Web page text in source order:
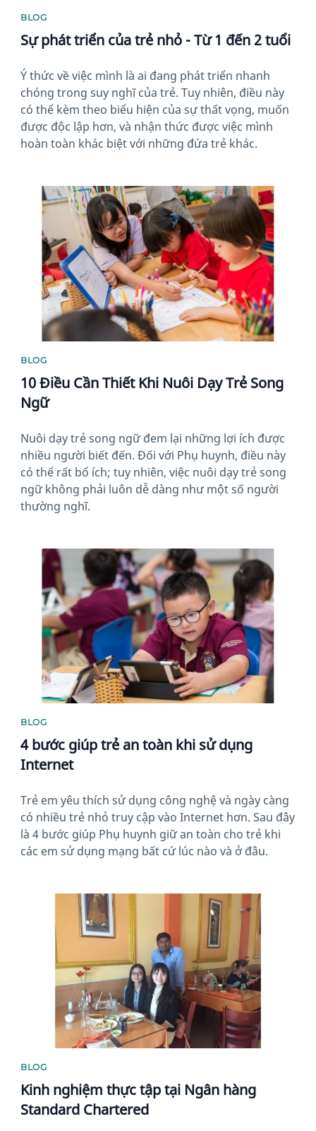
BLOG
Sự phát triển của trẻ nhỏ - Từ 1 đến 2 tuổi
Ý thức về việc mình là ai đang phát triển nhanh
chóng trong suy nghĩ của trẻ. Tuy nhiên, điều này
có thể kèm theo biểu hiện của sự thất vọng, muốn
được độc lập hơn, và nhận thức được việc mình
hoàn toàn khác biệt với những đứa trẻ khác.
News image
BLOG
10 Điều Cần Thiết Khi Nuôi Dạy Trẻ Song
Ngữ
Nuôi dạy trẻ song ngữ đem lại những lợi ích được
nhiều người biết đến. Đối với Phụ huynh, điều này
có thể rất bổ ích; tuy nhiên, việc nuôi dạy trẻ song
ngữ không phải luôn dễ dàng như một số người
thường nghĩ.
News image
BLOG
4 bước giúp trẻ an toàn khi sử dụng
Internet
Trẻ em yêu thích sử dụng công nghệ và ngày càng
có nhiều trẻ nhỏ truy cập vào Internet hơn. Sau đây
là 4 bước giúp Phụ huynh giữ an toàn cho trẻ khi
các em sử dụng mạng bất cứ lúc nào và ở đâu.
News image
BLOG
Kinh nghiệm thực tập tại Ngân hàng
Standard Chartered